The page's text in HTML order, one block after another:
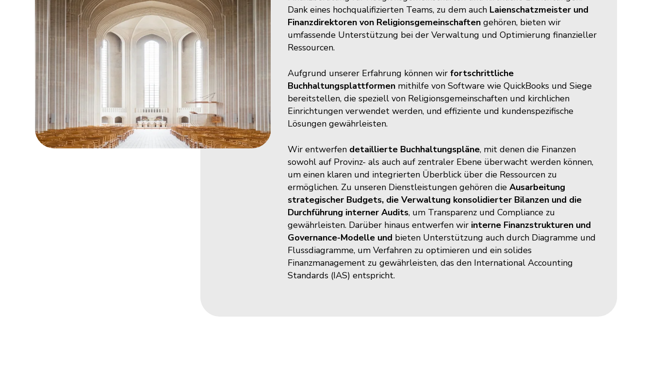
Dank eines hochqualifizierten Teams, zu dem auchLaienschatzmeister und
Finanzdirektoren von Religionsgemeinschaftengehören, bieten wir
umfassende Unterstützung bei der Verwaltung und Optimierung finanzieller
Ressourcen.
Aufgrund unserer Erfahrung können wir fortschrittliche
Buchhaltungsplattformenmithilfe von Software wie QuickBooks und Siege
bereitstellen, die speziell von Religionsgemeinschaften und kirchlichen
Einrichtungen verwendet werden, und effiziente und kundenspezifische
Lösungen gewährleisten. ​
Wir entwerfen detaillierte Buchhaltungspläne, mit denen die Finanzen
sowohl auf Provinz- als auch auf zentraler Ebene überwacht werden können,
um einen klaren und integrierten Überblick über die Ressourcen zu
ermöglichen. Zu unseren Dienstleistungen gehören die Ausarbeitung
strategischer Budgets, die Verwaltung konsolidierter Bilanzen und die
Durchführung interner Audits, um Transparenz und Compliance zu
gewährleisten. Darüber hinaus entwerfen wirinterne Finanzstrukturen und
Governance-Modelle und bieten Unterstützung auch durch Diagramme und
Flussdiagramme, um Verfahren zu optimieren und ein solides
Finanzmanagement zu gewährleisten, das den International Accounting
Standards (IAS) entspricht.